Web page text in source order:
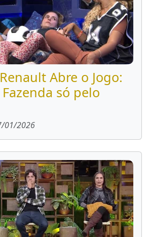
Abre o Jogo:
só pelo
01/2026